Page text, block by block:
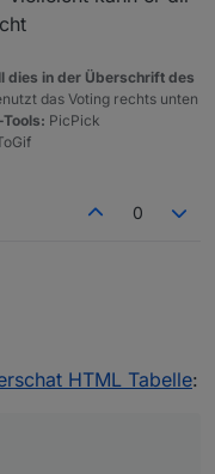
dies in der Überschrift des
das Voting rechts unten
PicPick
0
HTML Tabelle: